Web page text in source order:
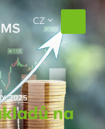
CZ EXPAND_MORE
2025
na